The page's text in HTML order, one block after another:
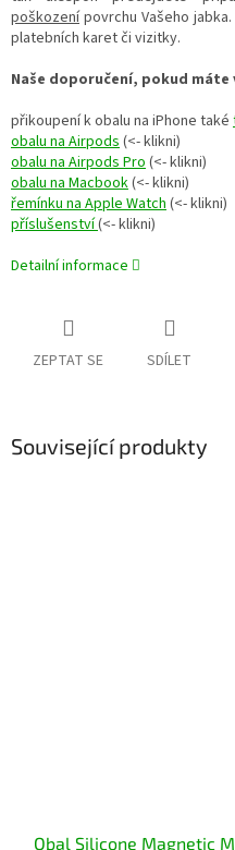
poškozenípovrchu Vašeho
platebních karet či vizitky.
Naše doporučení, pokud máte
přikoupení k obalu na iPhone také
obalu na Airpods(<- klikni)
obalu na Airpods Pro(<- klikni)
obalu na Macbook(<- klikni)
řemínku na Apple Watch(<- klikni)
příslušenství(<- klikni)
Detailní informace
ZEPTAT SE SDÍLET
Související produkty
Obal Silicone Magnetic